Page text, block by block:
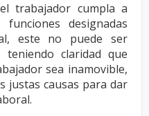
trabajador cumpla a
designadas
este no puede ser
claridad que
sea inamovible,
justas causas para dar